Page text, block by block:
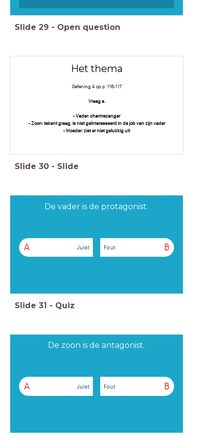
Slide 29 - Open question
Het thema
Oefening 4 op p. 116-117
Vraag a.
- Vader: charmezanger
- Zoon: tekent graag, is niet geïnteresseerd in de job van zijn vader
- Moeder: ziet er niet gelukkig uit
Slide 30 - Slide
De vader is de protagonist.
A Juist B
Fout
Slide 31 - Quiz
De zoon is de antagonist.
A Juist B
Fout